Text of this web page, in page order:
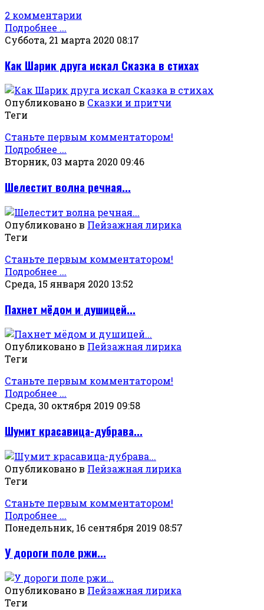
2 комментарии
Подробнее ...
Суббота, 21 марта 2020 08:17
Как Шарик друга искал Сказка в стихах
Опубликовано в Сказки и притчи
Теги
Станьте первым комментатором!
Подробнее ...
Вторник, 03 марта 2020 09:46
Шелестит волна речная...
Опубликовано в Пейзажная лирика
Теги
Станьте первым комментатором!
Подробнее ...
Среда, 15 января 2020 13:52
Пахнет мёдом и душицей...
Опубликовано в Пейзажная лирика
Теги
Станьте первым комментатором!
Подробнее ...
Среда, 30 октября 2019 09:58
Шумит красавица-дубрава...
Опубликовано в Пейзажная лирика
Теги
Станьте первым комментатором!
Подробнее ...
Понедельник, 16 сентября 2019 08:57
У дороги поле ржи...
Опубликовано в Пейзажная лирика
Теги